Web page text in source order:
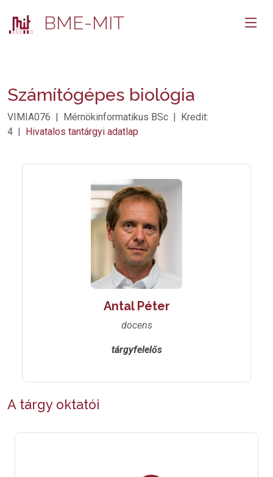
BME-MIT
Számítógépes biológia
VIMIA076 | Mérnökinformatikus BSc | Kredit:
4 |
Hivatalos tantárgyi adatlap
Antal Péter
docens
tárgyfelelős
A tárgy oktatói